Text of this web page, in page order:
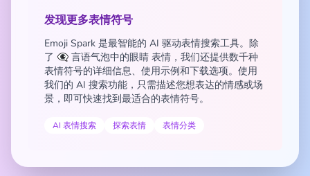
发现更多表情符号
Emoji Spark 是最智能的 AI 驱动表情搜索工具。除
了 👁️‍🗨️ 言语气泡中的眼睛 表情，我们还提供数千种
表情符号的详细信息、使用示例和下载选项。使用
我们的 AI 搜索功能，只需描述您想表达的情感或场
景，即可快速找到最适合的表情符号。
AI 表情搜索 探索表情 表情分类